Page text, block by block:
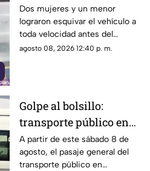
arrolla a una familia.
Dos mujeres y un menor
lograron esquivar el vehículo a
toda velocidad antes del
choque.
agosto 08, 2026 12:40 p. m.
Golpe al bolsillo:
transporte público en
Michoacán sube a 12
pesos
A partir de este sábado 8 de
agosto, el pasaje general del
transporte público en